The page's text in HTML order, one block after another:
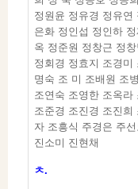
정원윤 정유경 정유
은화 정인섭 정인하
옥 정준원 정창근 정
정회경 정효지 조경
명숙 조 미 조배원 조
조연숙 조영한 조옥
조준경 조진경 조진
자 조흥식 주경은 주
진소미 진현채
ㅊ.